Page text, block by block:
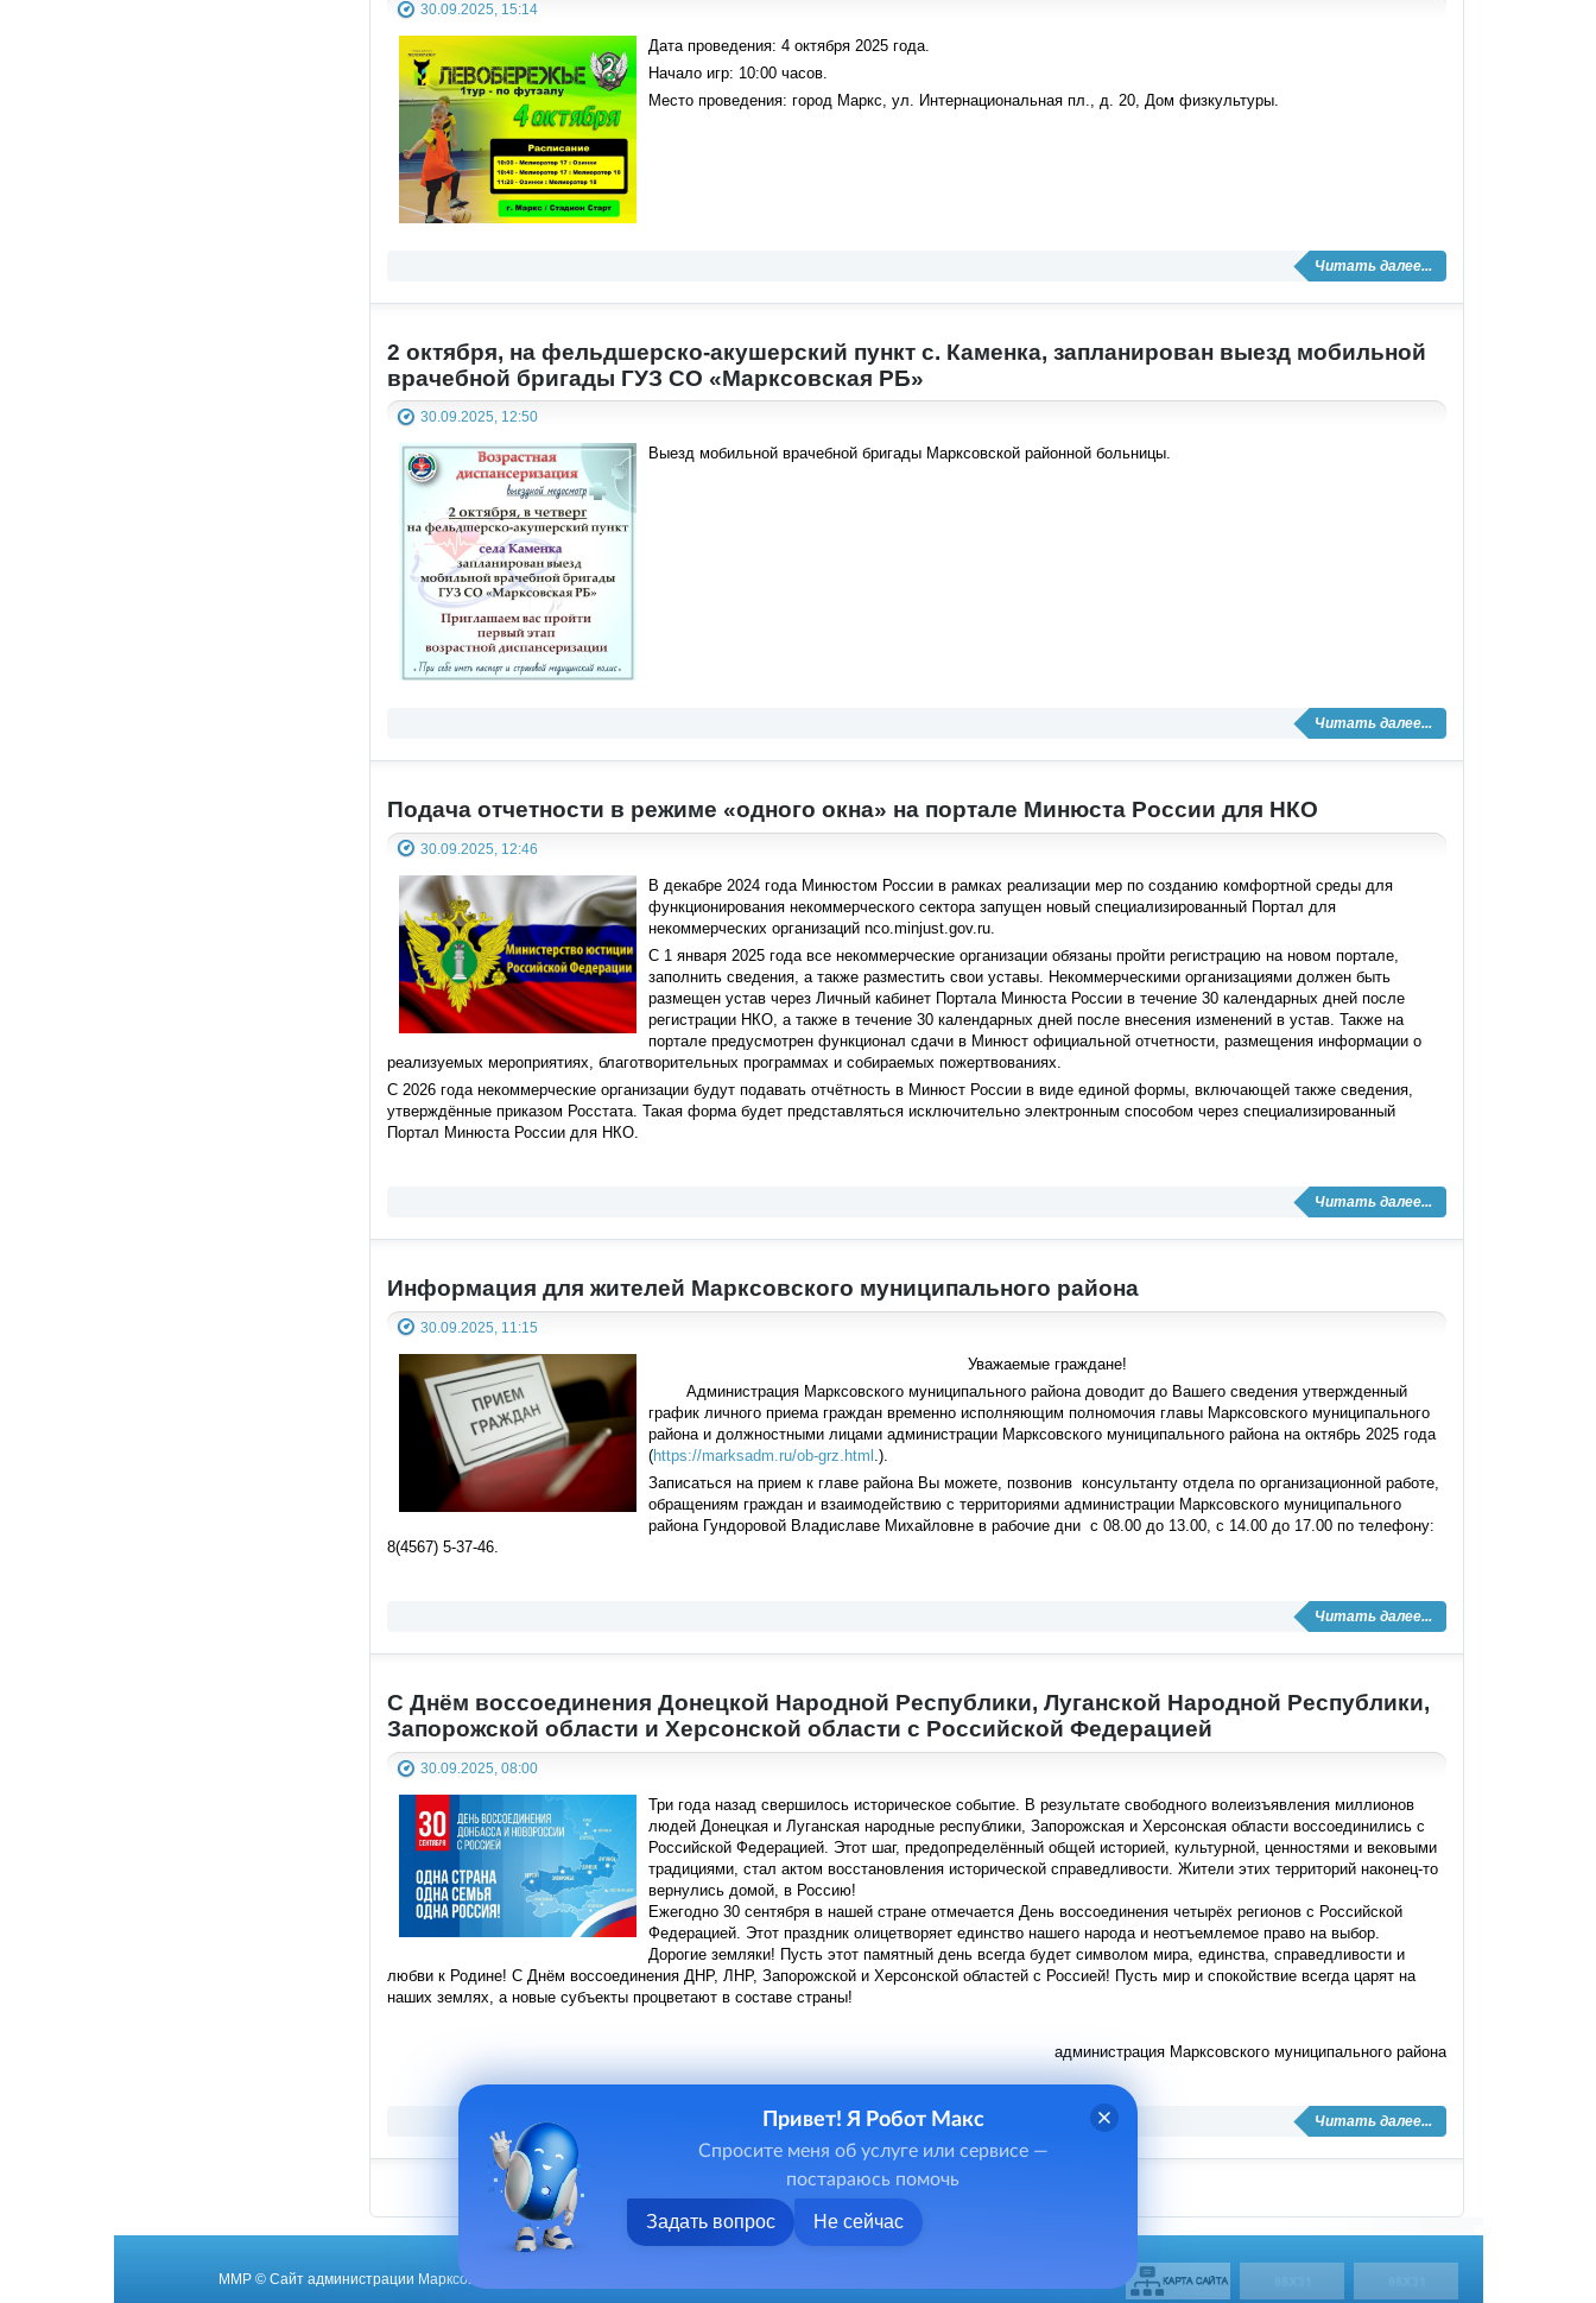
30.09.2025, 15:14
Дата проведения: 4 октября 2025 года.
Начало игр: 10:00 часов.
Место проведения: город Маркс, ул. Интернациональная пл., д. 20, Дом физкультуры.
Читать далее...
2 октября, на фельдшерско-акушерский пункт с. Каменка, запланирован выезд мобильной
врачебной бригады ГУЗ СО «Марксовская РБ»
30.09.2025, 12:50
Выезд мобильной врачебной бригады Марксовской районной больницы.
Читать далее...
Подача отчетности в режиме «одного окна» на портале Минюста России для НКО
30.09.2025, 12:46
В декабре 2024 года Минюстом России в рамках реализации мер по созданию комфортной среды для
функционирования некоммерческого сектора запущен новый специализированный Портал для
некоммерческих организаций nco.minjust.gov.ru.
С 1 января 2025 года все некоммерческие организации обязаны пройти регистрацию на новом портале,
заполнить сведения, а также разместить свои уставы. Некоммерческими организациями должен быть
размещен устав через Личный кабинет Портала Минюста России в течение 30 календарных дней после
регистрации НКО, а также в течение 30 календарных дней после внесения изменений в устав. Также на
портале предусмотрен функционал сдачи в Минюст официальной отчетности, размещения информации о
реализуемых мероприятиях, благотворительных программах и собираемых пожертвованиях.
С 2026 года некоммерческие организации будут подавать отчётность в Минюст России в виде единой формы, включающей также сведения,
утверждённые приказом Росстата. Такая форма будет представляться исключительно электронным способом через специализированный
Портал Минюста России для НКО.
Читать далее...
Информация для жителей Марксовского муниципального района
30.09.2025, 11:15
Уважаемые граждане!
Администрация Марксовского муниципального района доводит до Вашего сведения утвержденный
график личного приема граждан временно исполняющим полномочия главы Марксовского муниципального
района и должностными лицами администрации Марксовского муниципального района на октябрь 2025 года
(https://marksadm.ru/ob-grz.html .).
Записаться на прием к главе района Вы можете, позвонив консультанту отдела по организационной работе,
обращениям граждан и взаимодействию с территориями администрации Марксовского муниципального
района Гундоровой Владиславе Михайловне в рабочие дни с 08.00 до 13.00, с 14.00 до 17.00 по телефону:
8(4567) 5-37-46.
Читать далее...
С Днём воссоединения Донецкой Народной Республики, Луганской Народной Республики,
Запорожской области и Херсонской области с Российской Федерацией
30.09.2025, 08:00
Три года назад свершилось историческое событие. В результате свободного волеизъявления миллионов
людей Донецкая и Луганская народные республики, Запорожская и Херсонская области воссоединились с
Российской Федерацией. Этот шаг, предопределённый общей историей, культурной, ценностями и вековыми
традициями, стал актом восстановления исторической справедливости. Жители этих территорий наконец-то
вернулись домой, в Россию!
Ежегодно 30 сентября в нашей стране отмечается День воссоединения четырёх регионов с Российской
Федерацией. Этот праздник олицетворяет единство нашего народа и неотъемлемое право на выбор.
Дорогие земляки! Пусть этот памятный день всегда будет символом мира, единства, справедливости и
любви к Родине! С Днём воссоединения ДНР, ЛНР, Запорожской и Херсонской областей с Россией! Пусть мир и спокойствие всегда царят на
наших землях, а новые субъекты процветают в составе страны!
администрация Марксовского муниципального района
Читать далее...
ММР © Cайт администрации Марксовского муниципального района, 2026
Привет! Я Робот Макс
Спросите меня об услуге или сервисе —
постараюсь помочь
Задать вопрос Не сейчас